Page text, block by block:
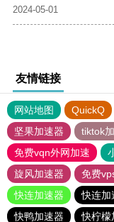
2024-05-01
友情链接
网站地图 QuickQ
坚果加速器
tiktok
免费vqn外网加速
旋风加速器
免费
快连加速器
快连加
快鸭加速器
快柠檬